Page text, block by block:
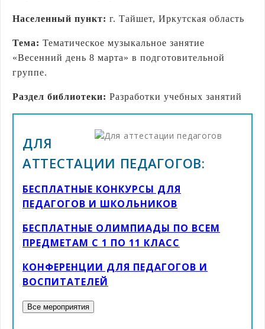
Населенный пункт: г. Тайшет, Иркутская область
Тема: Тематическое музыкальное занятие
«Весенний день 8 марта» в подготовительной
группе.
Раздел библиотеки: Разработки учебных занятий
ДЛЯ
АТТЕСТАЦИИ ПЕДАГОГОВ:
БЕСПЛАТНЫЕ КОНКУРСЫ ДЛЯ
ПЕДАГОГОВ И ШКОЛЬНИКОВ
БЕСПЛАТНЫЕ ОЛИМПИАДЫ ПО ВСЕМ
ПРЕДМЕТАМ С 1 ПО 11 КЛАСС
КОНФЕРЕНЦИИ ДЛЯ ПЕДАГОГОВ И
ВОСПИТАТЕЛЕЙ